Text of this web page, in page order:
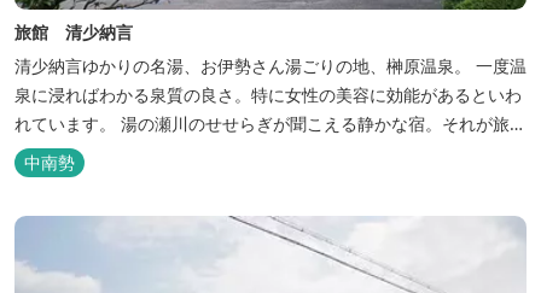
旅館 清少納言
清少納言ゆかりの名湯、お伊勢さん湯ごりの地、榊原温泉。 一度温
泉に浸ればわかる泉質の良さ。特に女性の美容に効能があるといわ
れています。 湯の瀬川のせせらぎが聞こえる静かな宿。それが旅
館 清少納言です。柔らかく滑らかな安らぎの湯や旬の味、心のこ
もったおもてなしを心掛けております。 日頃の喧騒から離れ、平安
の才女清少納言もお墨付きの名湯を是非実感してください。
中南勢